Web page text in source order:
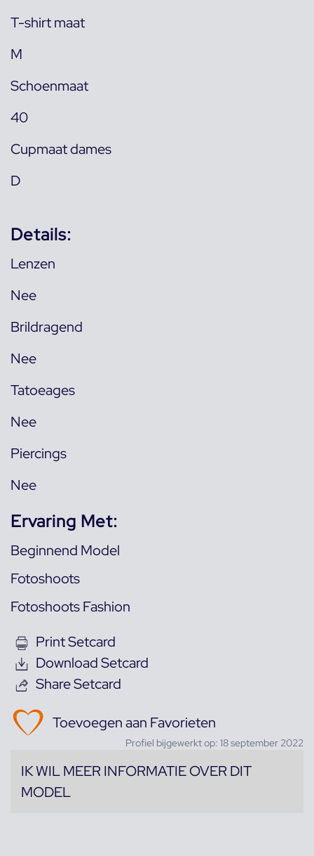
T-shirt maat
M
Schoenmaat
40
Cupmaat dames
D
Details:
Lenzen
Nee
Brildragend
Nee
Tatoeages
Nee
Piercings
Nee
Ervaring Met:
Beginnend Model
Fotoshoots
Fotoshoots Fashion
Print Setcard
Download Setcard
Share Setcard
Toevoegen aan Favorieten
Profiel bijgewerkt op: 18 september 2022
IK WIL MEER INFORMATIE OVER DIT
MODEL